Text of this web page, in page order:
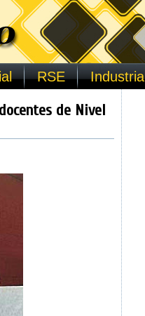
RSE Industria
de Nivel